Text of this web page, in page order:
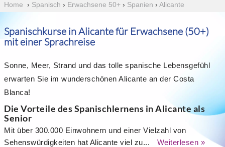
Home › Spanisch › Erwachsene 50+ › Spanien › Alicante
Spanischkurse in Alicante für Erwachsene (50+)
mit einer Sprachreise
Sonne, Meer, Strand und das tolle spanische Lebensgefühl
erwarten Sie im wunderschönen Alicante an der Costa
Blanca!
Die Vorteile des Spanischlernens in Alicante als
Senior
Mit über 300.000 Einwohnern und einer Vielzahl von
Sehenswürdigkeiten hat Alicante viel zu...
Weiterlesen »